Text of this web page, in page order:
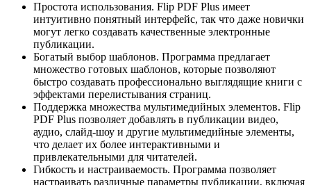
Простота использования. Flip PDF Plus имеет
интуитивно понятный интерфейс, так что даже новички
могут легко создавать качественные электронные
публикации.
Богатый выбор шаблонов. Программа предлагает
множество готовых шаблонов, которые позволяют
быстро создавать профессионально выглядящие книги с
эффектами перелистывания страниц.
Поддержка множества мультимедийных элементов. Flip
PDF Plus позволяет добавлять в публикации видео,
аудио, слайд-шоу и другие мультимедийные элементы,
что делает их более интерактивными и
привлекательными для читателей.
Гибкость и настраиваемость. Программа позволяет
настраивать различные параметры публикации, включая